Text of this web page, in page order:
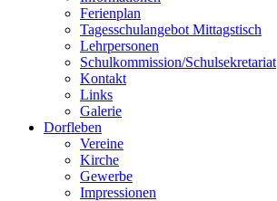
Ferienplan
Tagesschulangebot Mittagstisch
Lehrpersonen
Schulkommission/Schulsekretariat
Kontakt
Links
Galerie
Dorfleben
Vereine
Kirche
Gewerbe
Impressionen